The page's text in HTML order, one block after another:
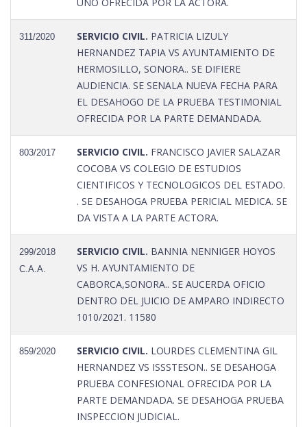
311/2020 SERVICIO CIVIL. PATRICIA LIZULY
HERNANDEZ TAPIA VS AYUNTAMIENTO DE
HERMOSILLO, SONORA.. SE DIFIERE
AUDIENCIA. SE SENALA NUEVA FECHA PARA
EL DESAHOGO DE LA PRUEBA TESTIMONIAL
OFRECIDA POR LA PARTE DEMANDADA.
803/2017 SERVICIO CIVIL. FRANCISCO JAVIER SALAZAR
COCOBA VS COLEGIO DE ESTUDIOS
CIENTIFICOS Y TECNOLOGICOS DEL ESTADO.
. SE DESAHOGA PRUEBA PERICIAL MEDICA. SE
DA VISTA A LA PARTE ACTORA.
299/2018
C.A.A.
SERVICIO CIVIL. BANNIA NENNIGER HOYOS
VS H. AYUNTAMIENTO DE
CABORCA,SONORA.. SE AUCERDA OFICIO
DENTRO DEL JUICIO DE AMPARO INDIRECTO
1010/2021. 11580
859/2020 SERVICIO CIVIL. LOURDES CLEMENTINA GIL
HERNANDEZ VS ISSSTESON.. SE DESAHOGA
PRUEBA CONFESIONAL OFRECIDA POR LA
PARTE DEMANDADA. SE DESAHOGA PRUEBA
INSPECCION JUDICIAL.